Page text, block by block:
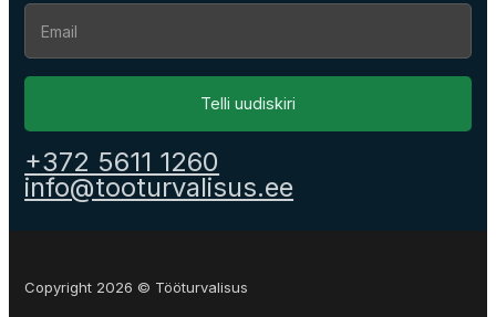
Section
Telli uudiskiri
+372 5611 1260
info@tooturvalisus.ee
Copyright 2026 © Tööturvalisus